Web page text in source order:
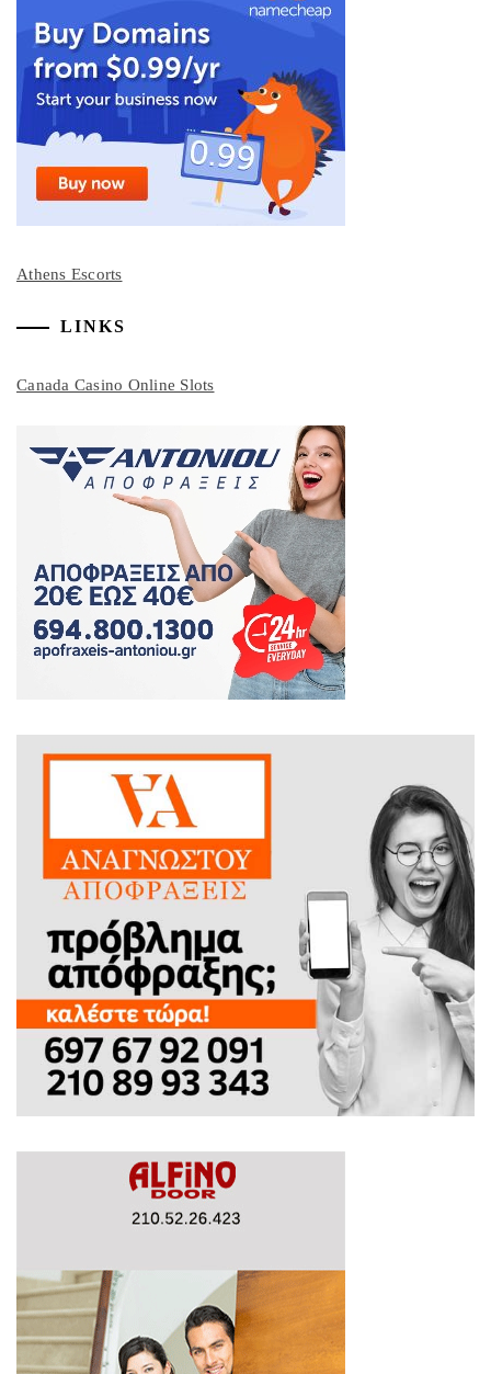
Athens Escorts
LINKS
Canada Casino Online Slots